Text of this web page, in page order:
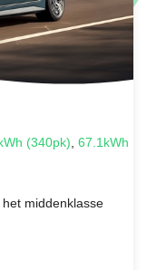
(340pk), 67.1kWh
middenklasse